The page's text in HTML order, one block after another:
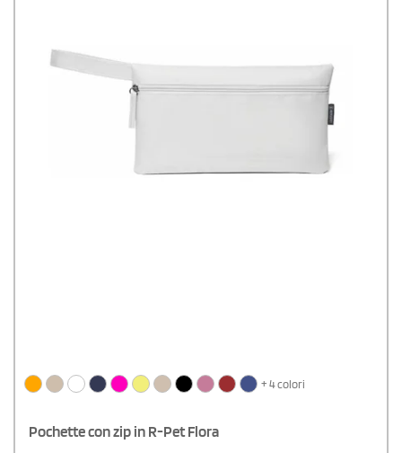
+ 4 colori
Pochette con zip in R-Pet Flora